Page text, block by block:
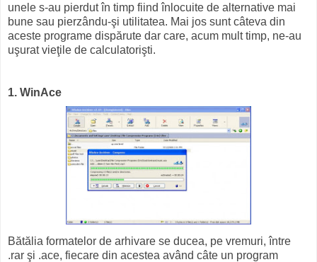
unele s-au pierdut în timp fiind înlocuite de alternative mai
bune sau pierzându-şi utilitatea. Mai jos sunt câteva din
aceste programe dispărute dar care, acum mult timp, ne-au
uşurat vieţile de calculatorişti.
1. WinAce
Bătălia formatelor de arhivare se ducea, pe vremuri, între
.rar şi .ace, fiecare din acestea având câte un program